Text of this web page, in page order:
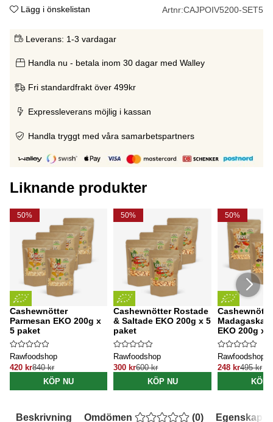
Lägg i önskelistan Artnr:CAJPOIV5200-SET5
Leverans: 1-3 vardagar
Handla nu - betala inom 30 dagar med Walley
Fri standardfrakt över 499kr
Expressleverans möjlig i kassan
Handla tryggt med våra samarbetspartners
Liknande produkter
50%
Cashewnötter
Parmesan EKO 200g x
5 paket
Rawfoodshop
420 kr840 kr
KÖP NU
50%
Cashewnötter Rostade
& Saltade EKO 200g x 5
paket
Rawfoodshop
300 kr600 kr
KÖP NU
50%
Madagaskar
EKO 200g x
Rawfoodshop
248 kr495 kr
KÖP
Beskrivning Omdömen (0) Egenskaper